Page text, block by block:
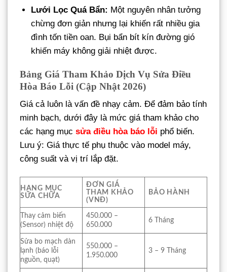
Lưới Lọc Quá Bẩn: Một nguyên nhân tưởng
chừng đơn giản nhưng lại khiến rất nhiều gia
đình tốn tiền oan. Bụi bẩn bít kín đường gió
khiến máy không giải nhiệt được.
Bảng Giá Tham Khảo Dịch Vụ Sửa Điều
Hòa Báo Lỗi (Cập Nhật 2026)
Giá cả luôn là vấn đề nhạy cảm. Để đảm bảo tính
minh bạch, dưới đây là mức giá tham khảo cho
các hạng mục sửa điều hòa báo lỗi phổ biến.
Lưu ý: Giá thực tế phụ thuộc vào model máy,
công suất và vị trí lắp đặt.
HẠNG MỤC
SỬA CHỮA
ĐƠN GIÁ
THAM KHẢO
(VNĐ)
BẢO HÀNH
Thay cảm biến
(Sensor) nhiệt độ
450.000 –
650.000
6 Tháng
Sửa bo mạch dàn
lạnh (báo lỗi
nguồn, quạt)
550.000 –
1.950.000
3 – 9 Tháng